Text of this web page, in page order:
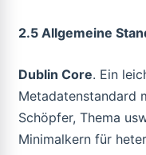
2.5 Allgemeine
Dublin Core. Ein
Metadatenstandard
Schöpfer, Thema
Minimalkern für